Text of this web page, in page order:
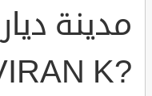
مدينة
K?